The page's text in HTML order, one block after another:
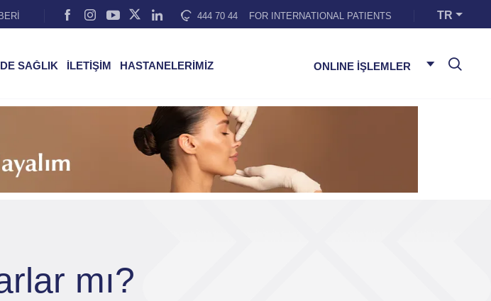
444 70 44 FOR INTERNATIONAL PATIENTS TR
SAĞLIK İLETİŞİM HASTANELERİMİZ ONLINE İŞLEMLER
mı?